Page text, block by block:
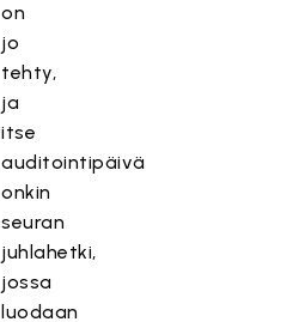
on
jo
tehty,
ja
itse
auditointipäivä
onkin
seuran
juhlahetki,
jossa
luodaan